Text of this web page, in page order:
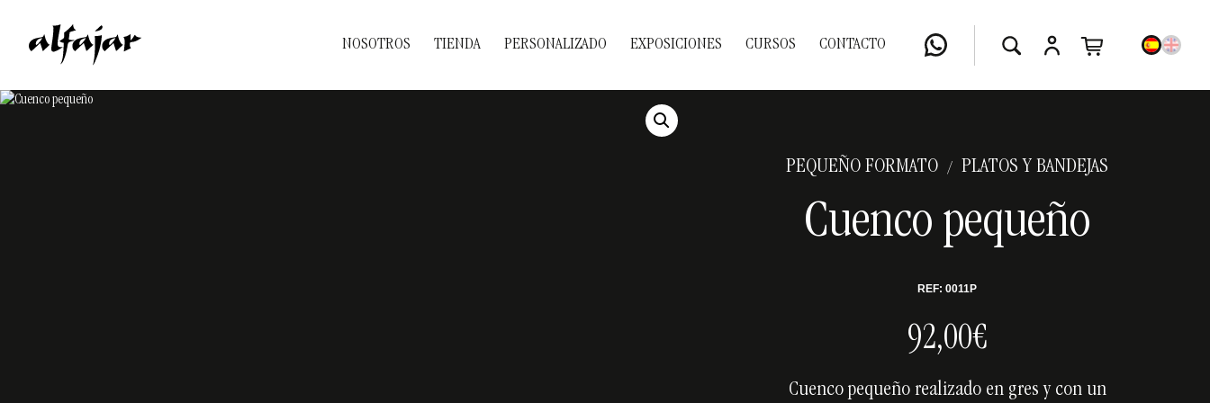
NOSOTROS TIENDA PERSONALIZADO EXPOSICIONES CURSOS CONTACTO
PEQUEÑO FORMATO / PLATOS Y BANDEJAS
Cuenco pequeño
REF: 0011P
92,00€
Cuenco pequeño realizado en gres y con un